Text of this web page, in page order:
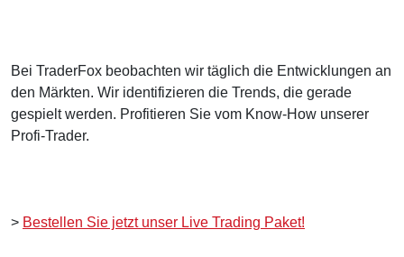
Bei TraderFox beobachten wir täglich die Entwicklungen an
den Märkten. Wir identifizieren die Trends, die gerade
gespielt werden. Profitieren Sie vom Know-How unserer
Profi-Trader.
> Bestellen Sie jetzt unser Live Trading Paket!